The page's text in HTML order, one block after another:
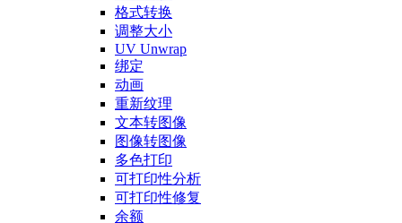
格式转换
调整大小
UV Unwrap
绑定
动画
重新纹理
文本转图像
图像转图像
多色打印
可打印性分析
可打印性修复
余额